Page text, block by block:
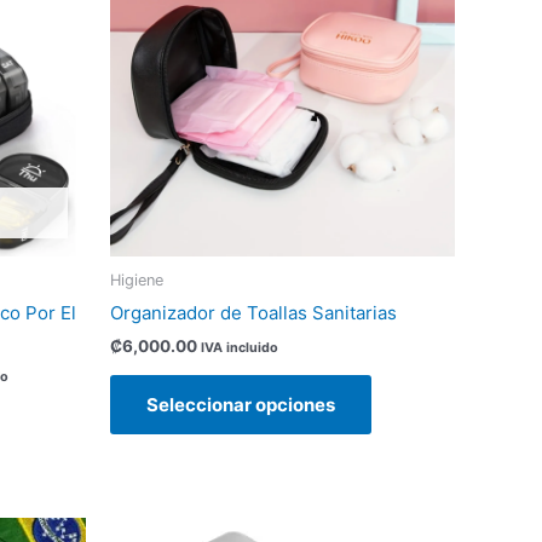
Por El
Higiene
Organizador de Toallas Sanitarias
₡6,000.00 IVA incluido
Seleccionar opciones
múltiples
variantes.
Las
opciones
de
Este